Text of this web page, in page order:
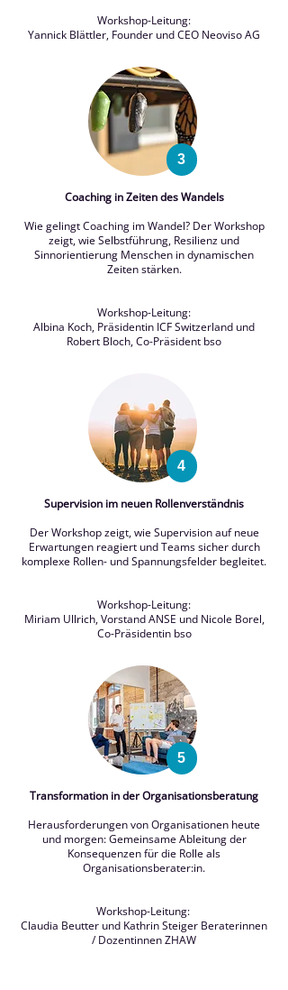
Workshop-Leitung:
Yannick Blättler, Founder und CEO Neoviso AG
3
Coaching in Zeiten des Wandels
Wie gelingt Coaching im Wandel? Der Workshop
zeigt, wie Selbstführung, Resilienz und
Sinnorientierung Menschen in dynamischen
Zeiten stärken.
Workshop-Leitung:
Albina Koch, Präsidentin ICF Switzerland und
Robert Bloch, Co-Präsident bso
4
Supervision im neuen Rollenverständnis
Der Workshop zeigt, wie Supervision auf neue
Erwartungen reagiert und Teams sicher durch
komplexe Rollen- und Spannungsfelder begleitet.
Workshop-Leitung:
Miriam Ullrich, Vorstand ANSE und Nicole Borel,
Co-Präsidentin bso
5
Transformation in der Organisationsberatung
Herausforderungen von Organisationen heute
und morgen: Gemeinsame Ableitung der
Konsequenzen für die Rolle als
Organisationsberater:in.
Workshop-Leitung:
Claudia Beutter und Kathrin Steiger Beraterinnen
/ Dozentinnen ZHAW